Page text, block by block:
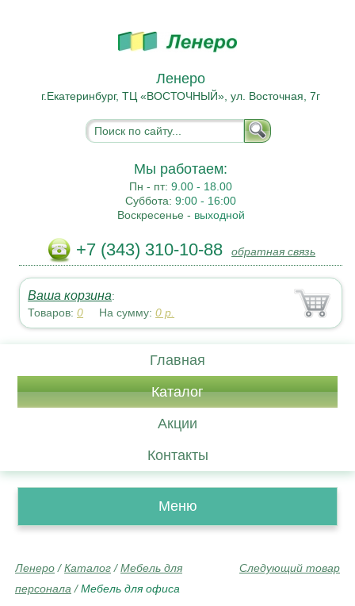
Ленеро
г.Екатеринбург, ТЦ «ВОСТОЧНЫЙ», ул. Восточная, 7г
Мы работаем:
Пн - пт:9.00 - 18.00
Суббота:9:00 - 16:00
Воскресенье - выходной
+7 (343) 310-10-88 обратная связь
Ваша корзина:
Товаров:0 На сумму:0 р.
Главная
Каталог
Акции
Контакты
Меню
Следующий товар
Ленеро /Каталог /Мебель для
персонала /Мебель для офиса